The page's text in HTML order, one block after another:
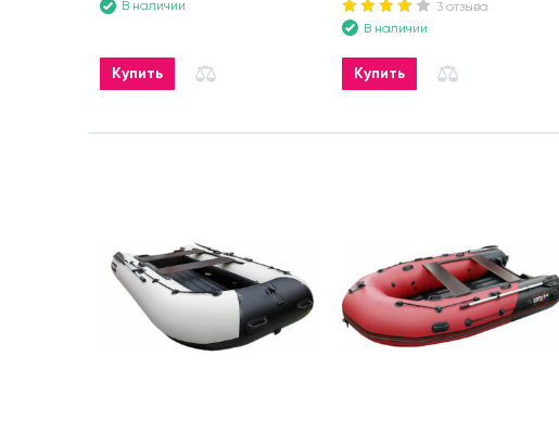
В наличии
Купить
3 отзыва
В наличии
Купить